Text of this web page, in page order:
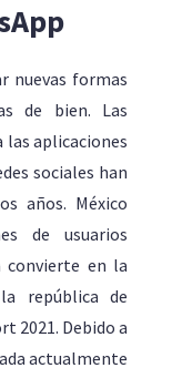
nuevas formas
de bien. Las
las aplicaciones
sociales han
años. México
de usuarios
convierte en la
república de
2021. Debido a
actualmente